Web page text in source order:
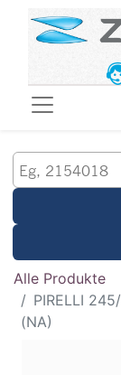
Alle Produkte
PIRELLI
(NA)